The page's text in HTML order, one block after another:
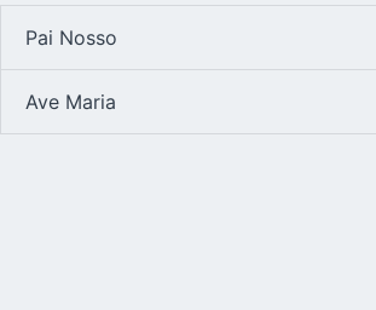
Pai Nosso
Ave Maria